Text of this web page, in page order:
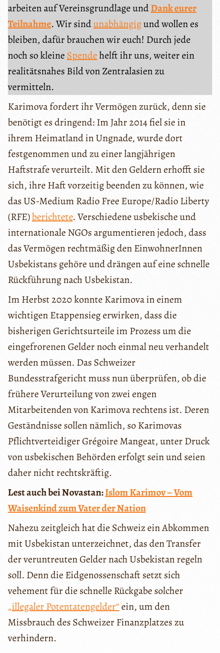
arbeiten auf Vereinsgrundlage undDank eurer
Teilnahme. Wir sindunabhängigund wollen es
bleiben, dafür brauchen wir euch! Durch jede
noch so kleine Spendehelft ihr uns, weiter ein
realitätsnahes Bild von Zentralasien zu
vermitteln.
Karimova fordert ihr Vermögen zurück, denn sie
benötigt es dringend: Im Jahr 2014 fiel sie in
ihrem Heimatland in Ungnade, wurde dort
festgenommen und zu einer langjährigen
Haftstrafe verurteilt. Mit den Geldern erhofft sie
sich, ihre Haft vorzeitig beenden zu können, wie
das US-Medium Radio Free Europe/Radio Liberty
(RFE)berichtete. Verschiedene usbekische und
internationale NGOs argumentieren jedoch, dass
das Vermögen rechtmäßig den EinwohnerInnen
Usbekistans gehöre und drängen auf eine schnelle
Rückführung nach Usbekistan.
Im Herbst 2020 konnte Karimova in einem
wichtigen Etappensieg erwirken, dass die
bisherigen Gerichtsurteile im Prozess um die
eingefrorenen Gelder noch einmal neu verhandelt
werden müssen. Das Schweizer
Bundesstrafgericht muss nun überprüfen, ob die
frühere Verurteilung von zwei engen
Mitarbeitenden von Karimova rechtens ist. Deren
Geständnisse sollen nämlich, so Karimovas
Pflichtverteidiger Grégoire Mangeat, unter Druck
von usbekischen Behörden erfolgt sein und seien
daher nicht rechtskräftig.
Lest auch bei Novastan:Islom Karimov – Vom
Waisenkind zum Vater der Nation
Nahezu zeitgleich hat die Schweiz ein Abkommen
mit Usbekistan unterzeichnet, das den Transfer
der veruntreuten Gelder nach Usbekistan regeln
soll. Denn die Eidgenossenschaft setzt sich
vehement für die schnelle Rückgabe solcher
„illegaler Potentatengelder“ein, um den
Missbrauch des Schweizer Finanzplatzes zu
verhindern.